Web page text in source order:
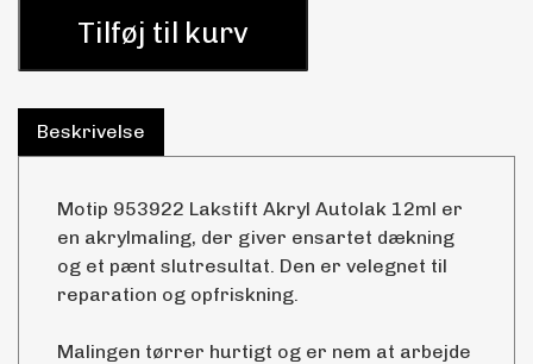
Tilføj til kurv
Beskrivelse
Motip 953922 Lakstift Akryl Autolak 12ml er
en akrylmaling, der giver ensartet dækning
og et pænt slutresultat. Den er velegnet til
reparation og opfriskning.
Malingen tørrer hurtigt og er nem at arbejde